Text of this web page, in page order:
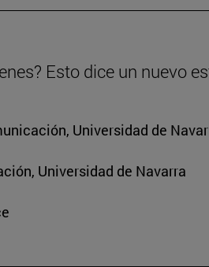
Esto dice un nuevo
Universidad de
Universidad de Navarra